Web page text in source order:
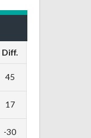
Diff.
45
17
-30